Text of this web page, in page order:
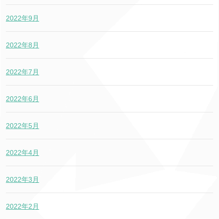
2022年9月
2022年8月
2022年7月
2022年6月
2022年5月
2022年4月
2022年3月
2022年2月